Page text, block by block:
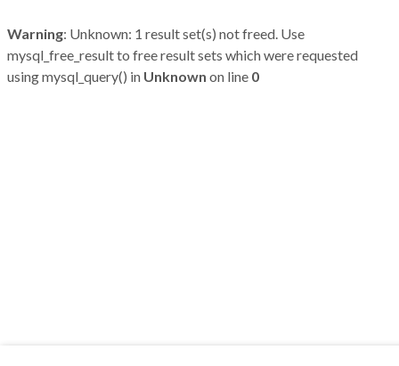
Warning: Unknown: 1 result set(s) not freed. Use
mysql_free_result to free result sets which were requested
using mysql_query() in Unknown on line 0